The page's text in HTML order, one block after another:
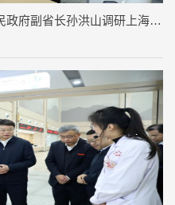
2026年7月10日上午，江西省人民政府副省长孙洪山调研上海龙华医院江西医院